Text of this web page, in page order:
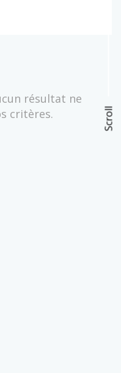
Scroll
résultat ne
critères.